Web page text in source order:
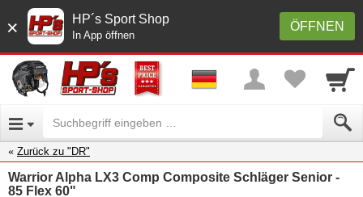
× ÖFFNEN
HP´s Sport Shop
In App öffnen
Zurück zu "DR"
Warrior Alpha LX3 Comp Composite Schläger Senior -
85 Flex 60"